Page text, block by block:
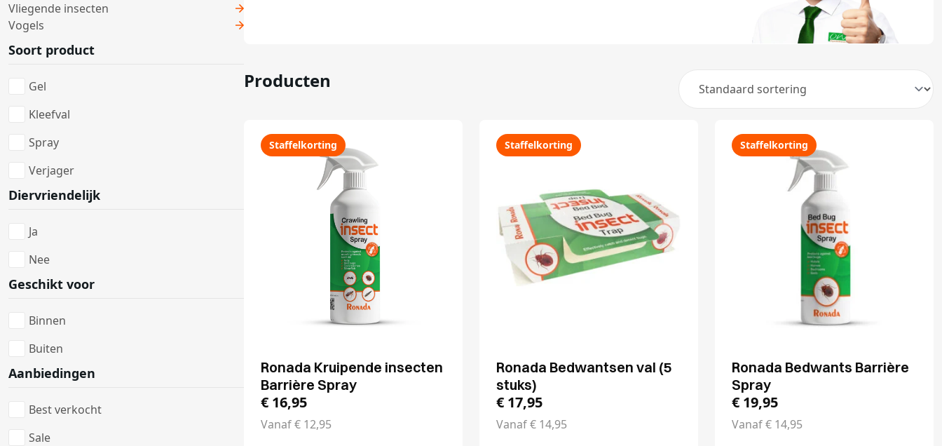
Vliegende insecten
Vogels
Soort product
Gel
Kleefval
Spray
Verjager
Diervriendelijk
Ja
Nee
Geschikt voor
Binnen
Buiten
Aanbiedingen
Best verkocht
Sale
Producten
Staffelkorting
Ronada Kruipende insecten
Barrière Spray
€ 16,95
Vanaf€ 12,95
Staffelkorting
Ronada Bedwantsen val (5
stuks)
€ 17,95
Vanaf€ 14,95
Staffelkorting
Ronada Bedwants Barrière
Spray
€ 19,95
Vanaf€ 14,95